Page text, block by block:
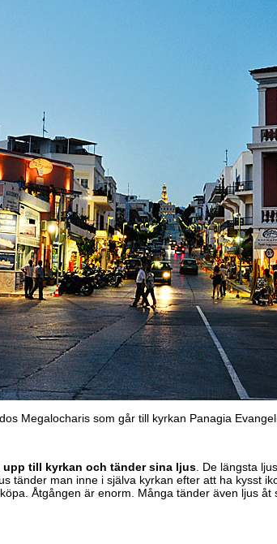
Megalocharis som går till kyrkan Panagia
upp till kyrkan och tänder sina ljus . De längsta
tänder man inne i själva kyrkan efter att ha kysst
Åtgången är enorm. Många tänder även ljus